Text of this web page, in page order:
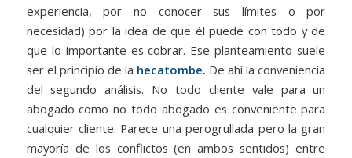
experiencia, por no conocer sus límites o por
necesidad) por la idea de que él puede con todo y de
que lo importante es cobrar. Ese planteamiento suele
ser el principio de la hecatombe. De ahí la conveniencia
del segundo análisis. No todo cliente vale para un
abogado como no todo abogado es conveniente para
cualquier cliente. Parece una perogrullada pero la gran
mayoría de los conflictos (en ambos sentidos) entre